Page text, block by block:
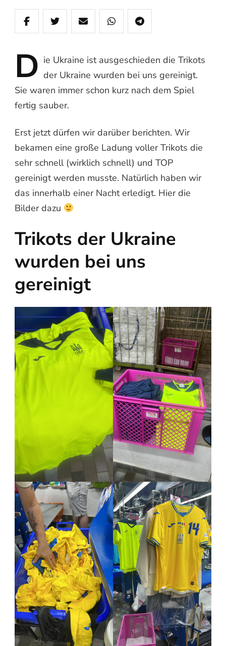
D ie Ukraine ist ausgeschieden die Trikots
der Ukraine wurden bei uns gereinigt.
Sie waren immer schon kurz nach dem Spiel
fertig sauber.
Erst jetzt dürfen wir darüber berichten. Wir
bekamen eine große Ladung voller Trikots die
sehr schnell (wirklich schnell) und TOP
gereinigt werden musste. Natürlich haben wir
das innerhalb einer Nacht erledigt. Hier die
Bilder dazu
Trikots der Ukraine
wurden bei uns
gereinigt